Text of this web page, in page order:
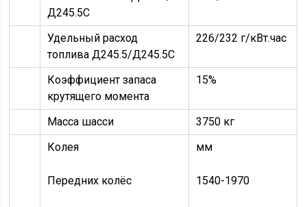
Д245.5С
Удельный расход
топлива Д245.5/Д245.5С
226/232 г/кВт.час
Коэффициент запаса
крутящего момента
15%
Масса шасси
3750 кг
Колея
Передних колёс
мм
1540-1970